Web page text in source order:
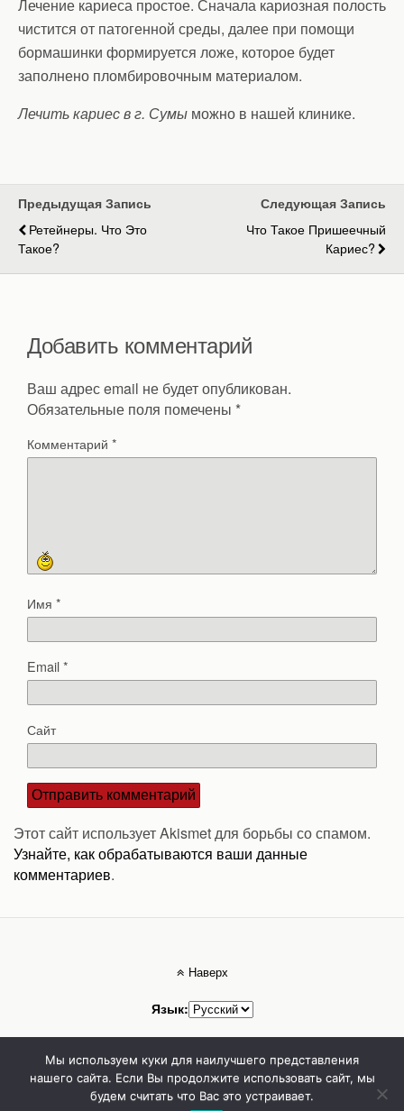
Лечение кариеса простое. Сначала кариозная полость
чистится от патогенной среды, далее при помощи
бормашинки формируется ложе, которое будет
заполнено пломбировочным материалом.
Лечить кариес в г. Сумы можно в нашей клинике.
Предыдущая Запись
Ретейнеры. Что Это
Такое?
Следующая Запись
Что Такое Пришеечный
Кариес?
Добавить комментарий
Ваш адрес email не будет опубликован.
Обязательные поля помечены *
Комментарий *
Имя *
Email*
Сайт
Этот сайт использует Akismet для борьбы со спамом.
Узнайте, как обрабатываются ваши данные
комментариев.
Наверх
Язык:
Мобильн. Компьютерная
Стоматолог Сумы, стоматологические клиники Сумы, детская стоматология в
Мы используем куки для наилучшего представления
нашего сайта. Если Вы продолжите использовать сайт, мы
будем считать что Вас это устраивает.